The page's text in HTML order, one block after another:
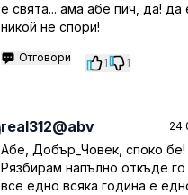
е свята... ама абе пич, да! да
никой не спори!
Отговори 1 1
real312@abv
Абе, Добър_Човек, споко
Рязбирам напълно откъде
все едно всяка година е